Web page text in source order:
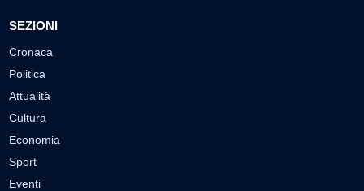
SEZIONI
Cronaca
Politica
Attualità
Cultura
Economia
Sport
Eventi